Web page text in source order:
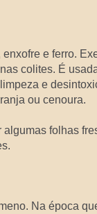
e ferro.
colites. É
e
ou cenoura.
folhas
Na época